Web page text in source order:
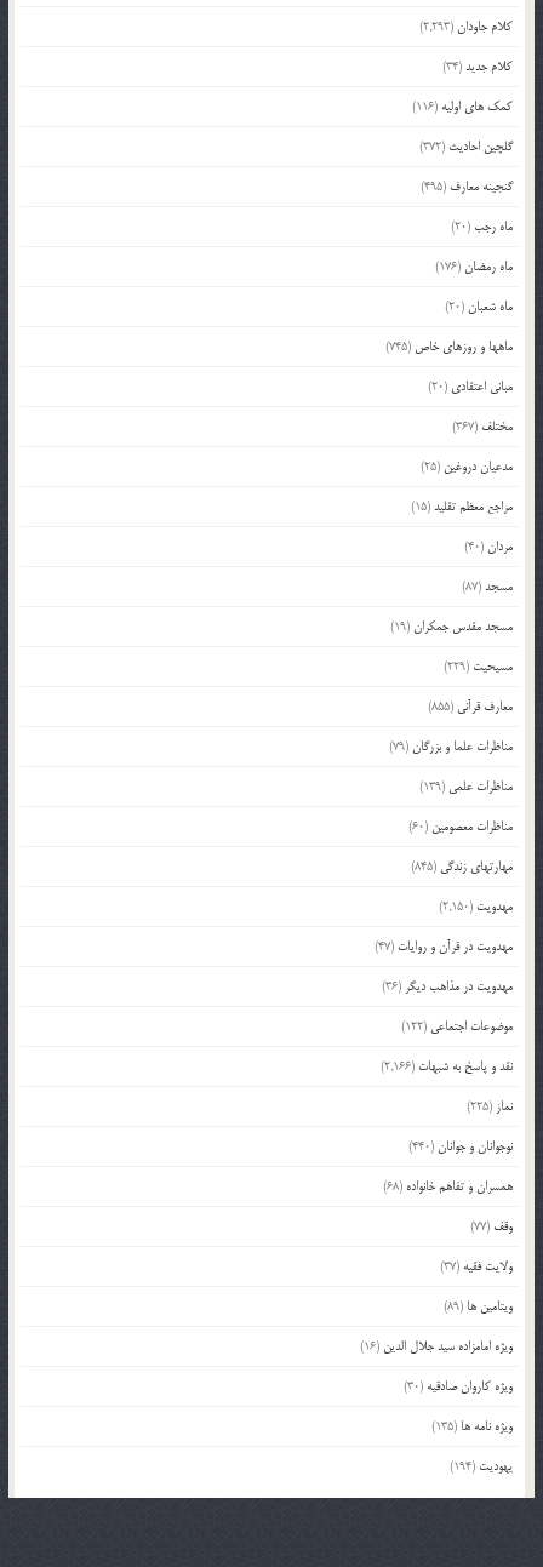
کلام جاودان(2,293)
کلام جدید(34)
کمک های اولیه (116)
گلچین احادیث (372)
گنجینه معارف (495)
ماه رجب(20)
ماه رمضان(176)
ماه شعبان(20)
ماهها و روزهای خاص (745)
مبانی اعتقادی (20)
مختلف (367)
مدعیان دروغین (25)
مراجع معظم تقلید(15)
مردان(40)
مسجد(87)
مسجد مقدس جمکران(19)
مسیحیت (229)
معارف قرآنی (855)
مناظرات علما و بزرگان(79)
مناظرات علمی (139)
مناظرات معصومین (60)
مهارتهای زندگی (845)
مهدویت (2,150)
مهدویت در قرآن و روایات (47)
مهدویت در مذاهب دیگر (36)
موضوعات اجتماعی (122)
نقد و پاسخ به شبهات (2,166)
نماز (225)
نوجوانان و جوانان(440)
همسران و تفاهم خانواده (68)
وقف (77)
ولایت فقیه (37)
ویتامین ها (89)
ویژه امامزاده سید جلال الدین (16)
ویژه کاروان صادقیه (30)
ویژه نامه ها (135)
یهودیت (194)